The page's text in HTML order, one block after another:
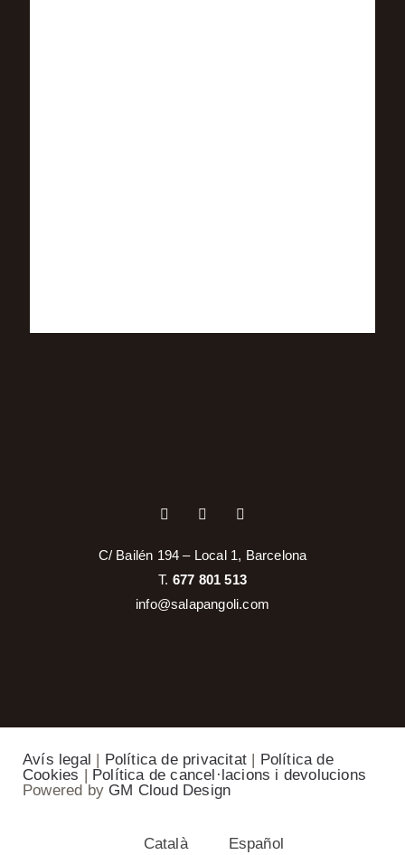
C/ Bailén 194 – Local 1, Barcelona
T. 677 801 513
info@salapangoli.com
Avís legal | Política de privacitat | Política de
Cookies | Política de cancel·lacions i devolucions
Powered by GM Cloud Design
Català Español